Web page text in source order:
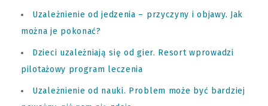
Uzależnienie od jedzenia – przyczyny i objawy. Jak
można je pokonać?
Dzieci uzależniają się od gier. Resort wprowadzi
pilotażowy program leczenia
Uzależnienie od nauki. Problem może być bardziej